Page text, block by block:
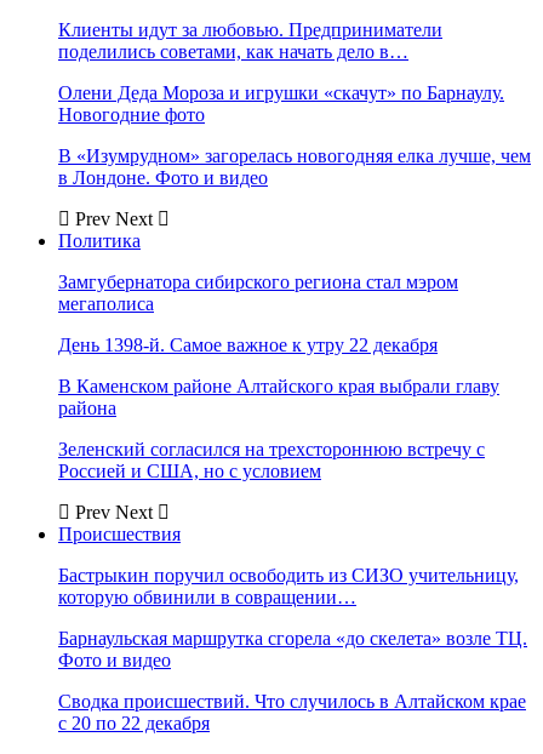
Клиенты идут за любовью. Предприниматели
поделились советами, как начать дело в…
Олени Деда Мороза и игрушки «скачут» по Барнаулу.
Новогодние фото
В «Изумрудном» загорелась новогодняя елка лучше, чем
в Лондоне. Фото и видео
Prev Next
Политика
Замгубернатора сибирского региона стал мэром
мегаполиса
День 1398-й. Самое важное к утру 22 декабря
В Каменском районе Алтайского края выбрали главу
района
Зеленский согласился на трехстороннюю встречу с
Россией и США, но с условием
Prev Next
Происшествия
Бастрыкин поручил освободить из СИЗО учительницу,
которую обвинили в совращении…
Барнаульская маршрутка сгорела «до скелета» возле ТЦ.
Фото и видео
Сводка происшествий. Что случилось в Алтайском крае
с 20 по 22 декабря